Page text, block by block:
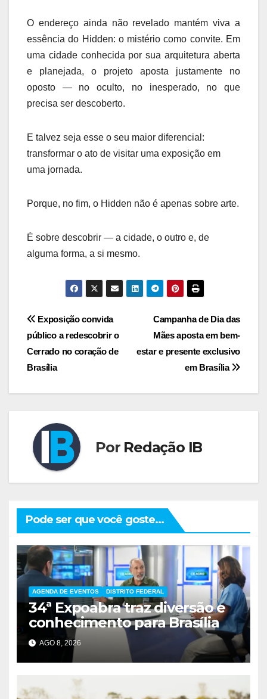
O endereço ainda não revelado mantém viva a
essência do Hidden: o mistério como convite. Em
uma cidade conhecida por sua arquitetura aberta
e planejada, o projeto aposta justamente no
oposto — no oculto, no inesperado, no que
precisa ser descoberto.
E talvez seja esse o seu maior diferencial:
transformar o ato de visitar uma exposição em
uma jornada.
Porque, no fim, o Hidden não é apenas sobre arte.
É sobre descobrir — a cidade, o outro e, de
alguma forma, a si mesmo.
Navegação
de
Post
Campanha de Dia das
Mães aposta em bem-
estar e presente exclusivo
em Brasília
Exposição convida
público a redescobrir o
Cerrado no coração de
Brasília
Por Redação IB
Pode ser que você goste...
AGENDA DE EVENTOS DISTRITO FEDERAL
34ª Expoabra traz diversão e
conhecimento para Brasília
AGO 8, 2026